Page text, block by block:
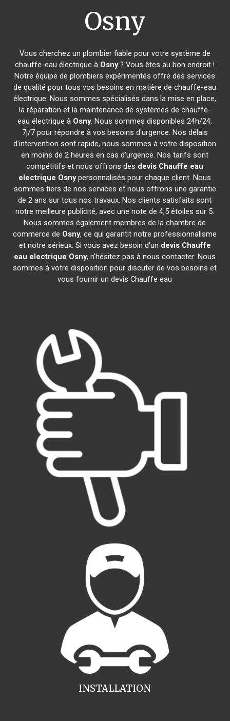
Osny
Vous cherchez un plombier fiable pour votre système de
chauffe-eau électrique à Osny? Vous êtes au bon endroit !
Notre équipe de plombiers expérimentés offre des services
de qualité pour tous vos besoins en matière de chauffe-eau
électrique. Nous sommes spécialisés dans la mise en place,
la réparation et la maintenance de systèmes de chauffe-
eau électrique à Osny. Nous sommes disponibles 24h/24,
7j/7 pour répondre à vos besoins d'urgence. Nos délais
d'intervention sont rapide, nous sommes à votre disposition
en moins de 2 heures en cas d'urgence. Nos tarifs sont
compétitifs et nous offrons des devis Chauffe eau
electrique Osnypersonnalisés pour chaque client. Nous
sommes fiers de nos services et nous offrons une garantie
de 2 ans sur tous nos travaux. Nos clients satisfaits sont
notre meilleure publicité, avec une note de 4,5 étoiles sur 5.
Nous sommes également membres de la chambre de
commerce de Osny, ce qui garantit notre professionnalisme
et notre sérieux. Si vous avez besoin d'un devis Chauffe
eau electrique Osny, n'hésitez pas à nous contacter. Nous
sommes à votre disposition pour discuter de vos besoins et
vous fournir un devis Chauffe eau
INSTALLATION